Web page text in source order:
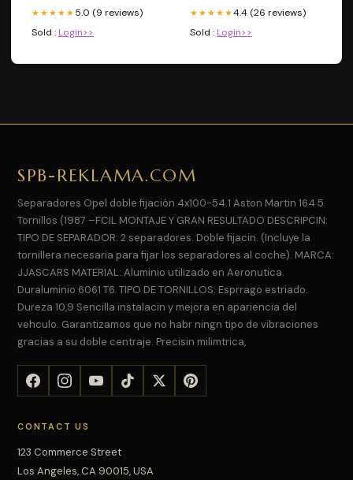
★★★★★ 5.0 (9 reviews)
Sold : Login>>
★★★★★4.4 (26 reviews)
Sold : Login>>
SPB-REKLAMA.COM
Separadores Opel doble fijación 4x100-54.1 Aston Martin 164 5
Tornillos (1987 –FCIL MONTAJE Y GRAN RESULTADO DESCRIPCIN:
TIPO DE SEPARADOR: 2 separadores. Doble fijacin. (Incluye la
tornillera necesaria para fijar los separadores al coche). MARCA:
JJASCARS MATERIAL: Aluminio utilizado en Aeronutica.
Duraluminio 6061 T6. TIPO DE TORNILLOS: Esprrago estriado.
Dureza 10,9 Sencilla instalacin y mejora en apariencia del
vehculo. Garantizamos que no habr ningn tipo de vibraciones
gracias a su doble centraje. Precisin milimtrica,
CONTACT US
123 Commerce Street
Los Angeles, CA 90015, USA